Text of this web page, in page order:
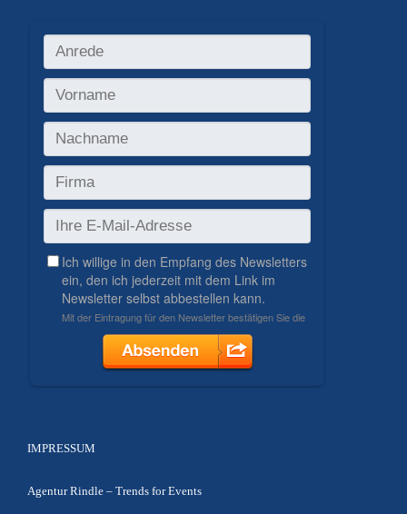
IMPRESSUM
Agentur Rindle – Trends for Events